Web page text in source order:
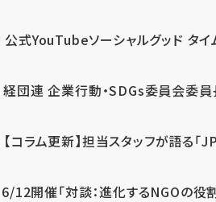
公式YouTubeソーシャルグッド タ
経団連 企業行動・SDGs委員会委員
【コラム更新】担当スタッフが語る
6/12開催「対談：進化するNGOの